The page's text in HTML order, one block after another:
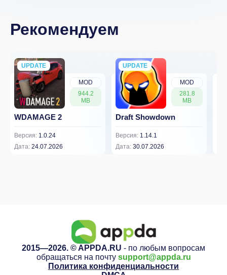
Рекомендуем
MOD
944.2
MB
UPDATE
NEW
WDAMAGE 2
Версия: 1.0.24
Дата: 24.07.2026
MOD
281.8
MB
UPDATE
NEW
Draft Showdown
Версия: 1.14.1
Дата: 30.07.2026
2015—2026. © APPDA.RU - по любым вопросам
обращаться на почту support@appda.ru
Политика конфиденциальности